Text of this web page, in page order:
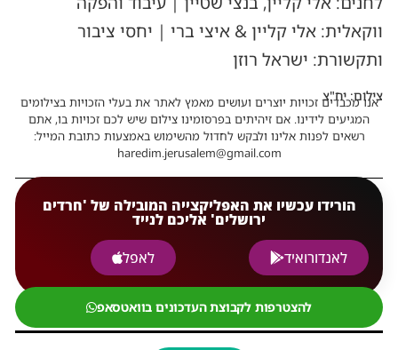
ווקאלית: אלי קליין & איצי ברי | יחסי ציבור
ותקשורת: ישראל רוזן
צילום: יח"צ
אנו מכבדים זכויות יוצרים ועושים מאמץ לאתר את בעלי הזכויות בצילומים
המגיעים לידינו. אם זיהיתים בפרסומינו צילום שיש לכם זכויות בו, אתם
רשאים לפנות אלינו ולבקש לחדול מהשימוש באמצעות כתובת המייל:
haredim.jerusalem@gmail.com
הורידו עכשיו את האפליקצייה המובילה של 'חרדים
ירושלים' אליכם לנייד
לאנדורואיד
לאפל
להצטרפות לקבוצת העדכונים בוואטסאפ